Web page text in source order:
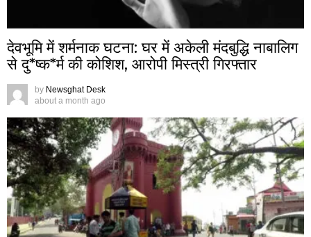
देवभूमि में शर्मनाक घटना: घर में अकेली मंदबुद्धि नाबालिग
से दु*ष्क*र्म की कोशिश, आरोपी मिस्त्री गिरफ्तार
by Newsghat Desk
about a month ago